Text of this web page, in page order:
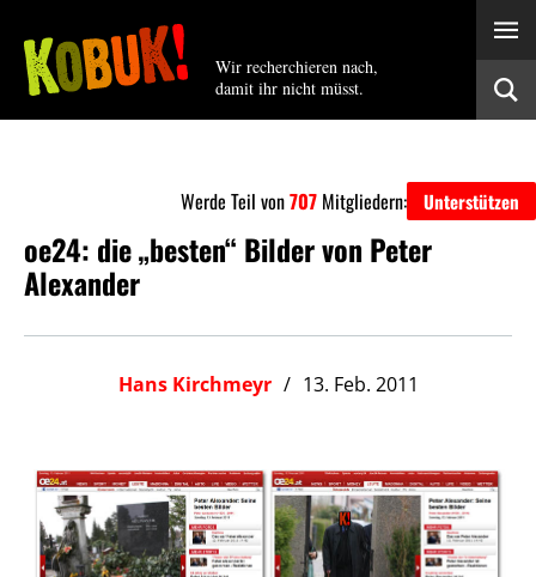
Wir recherchieren nach,
damit ihr nicht müsst.
Werde Teil von707 Mitgliedern: Unterstützen
oe24: die „besten“ Bilder von Peter
Alexander
Hans Kirchmeyr 13. Feb. 2011